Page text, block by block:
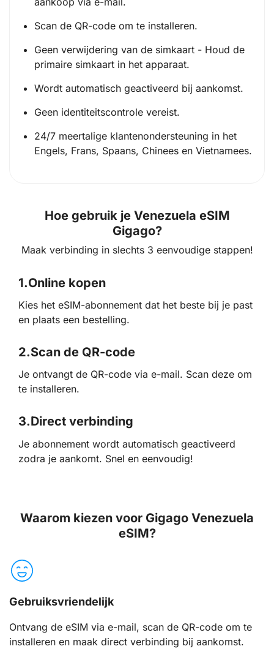
Scan de QR-code om te installeren.
Geen verwijdering van de simkaart - Houd de
primaire simkaart in het apparaat.
Wordt automatisch geactiveerd bij aankomst.
Geen identiteitscontrole vereist.
24/7 meertalige klantenondersteuning in het
Engels, Frans, Spaans, Chinees en Vietnamees.
Hoe gebruik je Venezuela eSIM
Gigago?
Maak verbinding in slechts 3 eenvoudige stappen!
1.Online kopen
Kies het eSIM-abonnement dat het beste bij je past
en plaats een bestelling.
2.Scan de QR-code
Je ontvangt de QR-code via e-mail. Scan deze om
te installeren.
3.Direct verbinding
Je abonnement wordt automatisch geactiveerd
zodra je aankomt. Snel en eenvoudig!
Waarom kiezen voor Gigago Venezuela
eSIM?
Gebruiksvriendelijk
Ontvang de eSIM via e-mail, scan de QR-code om te
installeren en maak direct verbinding bij aankomst.